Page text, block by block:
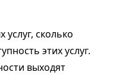
сколько
этих услуг.
выходят